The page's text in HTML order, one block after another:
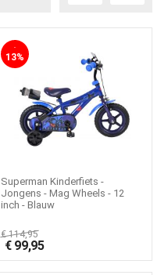
-
13%
Superman Kinderfiets -
Jongens - Mag Wheels - 12
inch - Blauw
€114,95
€ 99,95